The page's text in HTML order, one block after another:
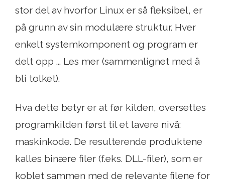
stor del av hvorfor Linux er så fleksibel, er
på grunn av sin modulære struktur. Hver
enkelt systemkomponent og program er
delt opp ... Les mer (sammenlignet med å
bli tolket).
Hva dette betyr er at før kilden, oversettes
programkilden først til et lavere nivå:
maskinkode. De resulterende produktene
kalles binære filer (f.eks. DLL-filer), som er
koblet sammen med de relevante filene for